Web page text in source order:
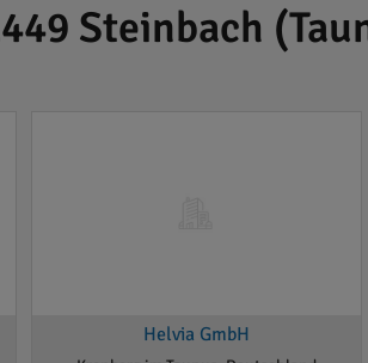
Steinbach
Helvia GmbH